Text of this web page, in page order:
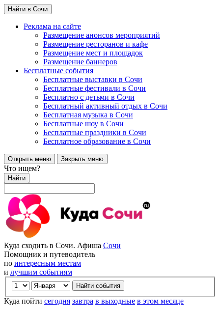
Найти в Сочи
Реклама на сайте
Размещение анонсов мероприятий
Размещение ресторанов и кафе
Размещение мест и площадок
Размещение баннеров
Бесплатные события
Бесплатные выставки в Сочи
Бесплатные фестивали в Сочи
Бесплатно с детьми в Сочи
Бесплатный активный отдых в Сочи
Бесплатная музыка в Сочи
Бесплатные шоу в Сочи
Бесплатные праздники в Сочи
Бесплатное образование в Сочи
Открыть меню Закрыть меню
Что ищем?
Найти
Куда сходить в Сочи. Афиша Сочи
Помощник и путеводитель
по интересным местам
и лучшим событиям
Куда пойти сегодня завтра в выходные в этом месяце